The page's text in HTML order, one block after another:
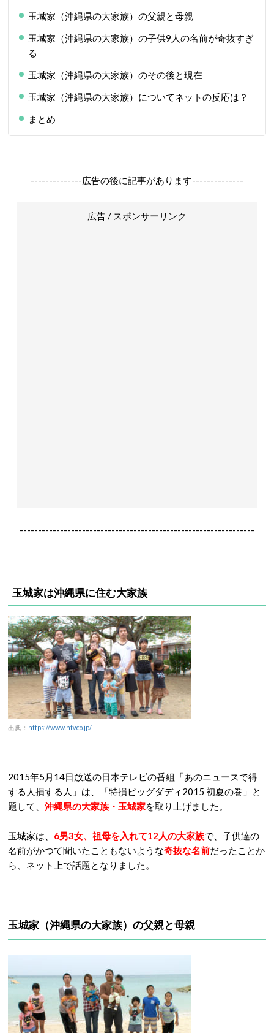
玉城家（沖縄県の大家族）の父親と母親
玉城家（沖縄県の大家族）の子供9人の名前が奇抜すぎ
る
玉城家（沖縄県の大家族）のその後と現在
玉城家（沖縄県の大家族）についてネットの反応は？
まとめ
--------------広告の後に記事があります--------------
広告 / スポンサーリンク
----------------------------------------------------------------
玉城家は沖縄県に住む大家族
出典： https://www.ntv.co.jp/
2015年5月14日放送の日本テレビの番組「あのニュースで得
する人損する人」は、「特損ビッグダディ2015 初夏の巻」と
題して、 沖縄県の大家族・玉城家を取り上げました。
玉城家は、 6男3女、祖母を入れて12人の大家族で、子供達の
名前がかつて聞いたこともないような奇抜な名前だったことか
ら、ネット上で話題となりました。
玉城家 （沖縄県の大家族） の父親と母親